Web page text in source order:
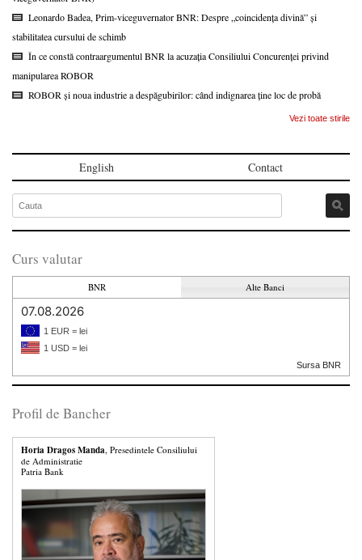
Leonardo Badea, Prim-viceguvernator BNR: Despre „coincidența divină” și
stabilitatea cursului de schimb
În ce constă contraargumentul BNR la acuzația Consiliului Concurenței privind
manipularea ROBOR
ROBOR și noua industrie a despăgubirilor: când indignarea ține loc de probă
Vezi toate stirile
English Contact
Curs valutar
BNR Alte Banci
07.08.2026
1 EUR = lei
1 USD = lei
Sursa BNR
Profil de Bancher
Horia Dragos Manda , Presedintele Consiliului
de Administratie
Patria Bank